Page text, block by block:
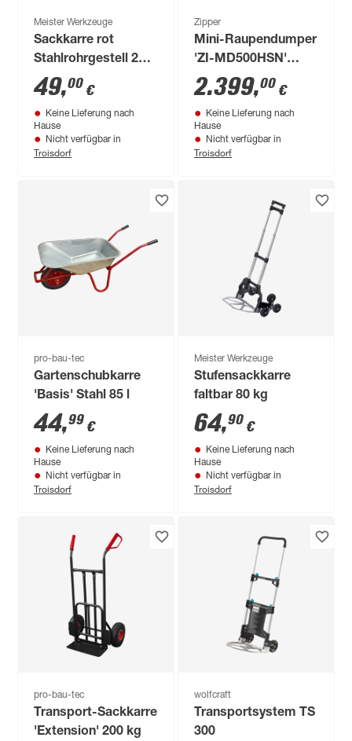
Meister Werkzeuge
Sackkarre rot
Stahlrohrgestell 200
kg
49,00 €
Keine Lieferung nach
Hause
Nicht verfügbar in
Troisdorf
Zipper
Mini-Raupendumper
'ZI-MD500HSN'
6800 W
2.399,00 €
Keine Lieferung nach
Hause
Nicht verfügbar in
Troisdorf
pro-bau-tec
Gartenschubkarre
'Basis' Stahl 85 l
44,99 €
Keine Lieferung nach
Hause
Nicht verfügbar in
Troisdorf
Meister Werkzeuge
Stufensackkarre
faltbar 80 kg
64,90 €
Keine Lieferung nach
Hause
Nicht verfügbar in
Troisdorf
pro-bau-tec
Transport-Sackkarre
'Extension' 200 kg
wolfcraft
Transportsystem TS
300